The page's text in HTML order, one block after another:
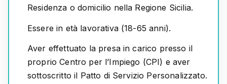
Residenza o domicilio nella Regione Sicilia.
Essere in età lavorativa (18-65 anni).
Aver effettuato la presa in carico presso il
proprio Centro per l’Impiego (CPI) e aver
sottoscritto il Patto di Servizio Personalizzato.